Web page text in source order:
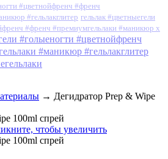
#цветнойфренч #френч
#гельлакглитер гельлак #цветныегели
#френч #премиумгельлаки #маникюр x
#голыеногти #цветнойфренч
#маникюр #гельлакглитер
→ Дегидратор Prep & Wipe
чтобы увеличить